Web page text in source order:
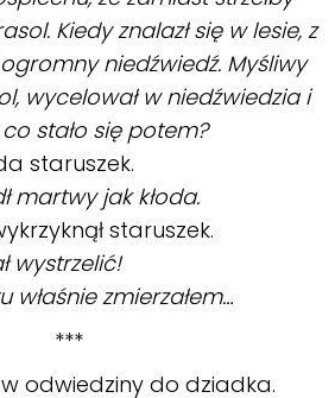
Kiedy znalazł się w lesie, z
niedźwiedź. Myśliwy
wycelował w niedźwiedzia i
stało się potem?
staruszek.
martwy jak kłoda.
staruszek.
wystrzelić!
zmierzałem…
***
odwiedziny do dziadka.